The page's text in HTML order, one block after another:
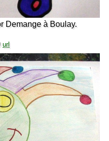
Demange à Boulay.
url